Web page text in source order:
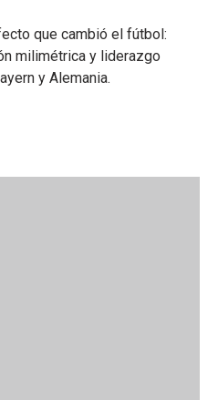
que cambió el fútbol:
milimétrica y liderazgo
y Alemania.